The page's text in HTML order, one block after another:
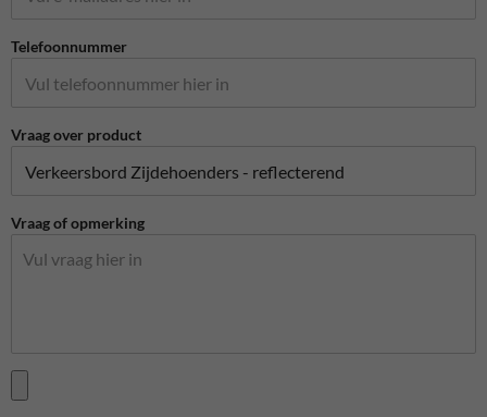
Telefoonnummer
Vraag over product
Vraag of opmerking